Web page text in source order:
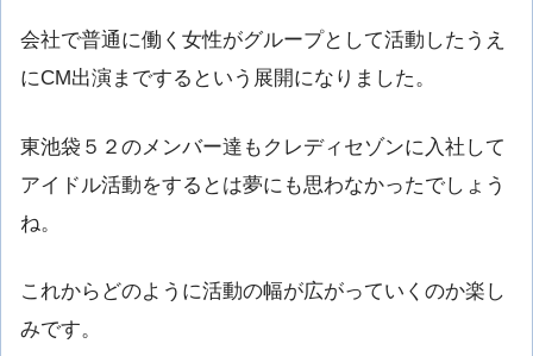
会社で普通に働く女性がグループとして活動したうえ
にCM出演までするという展開になりました。
東池袋５２のメンバー達もクレディセゾンに入社して
アイドル活動をするとは夢にも思わなかったでしょう
ね。
これからどのように活動の幅が広がっていくのか楽し
みです。